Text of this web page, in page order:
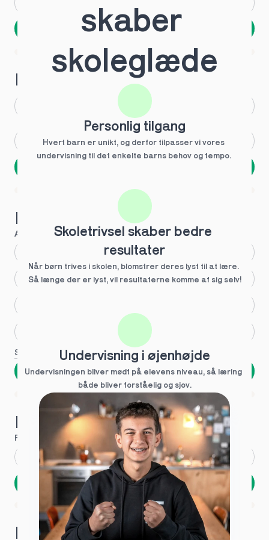
Næste
1 ud af 9 for at finde den rette tutor
Hvilken årgang?
2.g Andet
1 ud af 9 for at finde den rette tutor
Hvilke behov?
Anbefalet til dig
Større skoleglæde
Se flere
Næste
Spring over
1 ud af 9 for at finde den rette tutor
Hvad hedder du?
Fornavn Efternavn
Næste
Opbevares sikkert - oplysninger deles aldrig
1 ud af 9 for at finde den rette tutor
Hvordan kontakter vi dig?
skaber
skoleglæde
Personlig tilgang
Hvert barn er unikt, og derfor tilpasser vi vores
undervisning til det enkelte barns behov og tempo.
Skoletrivsel skaber bedre
resultater
Når børn trives i skolen, blomstrer deres lyst til at lære.
Så længe der er lyst, vil resultaterne komme af sig selv!
Undervisning i øjenhøjde
Undervisningen bliver mødt på elevens niveau, så læring
både bliver forståelig og sjov.